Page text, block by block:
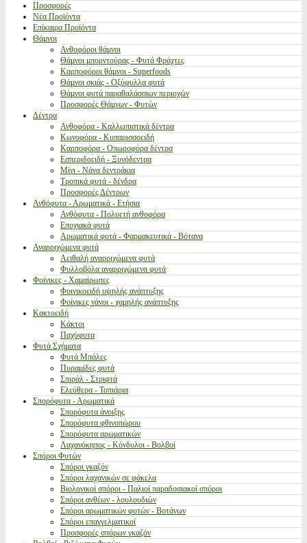
Προσφορές
Νέα Προϊόντα
Επίκαιρα Προϊόντα
Θάμνοι
Ανθοφόροι θάμνοι
Θάμνοι μπορντούρας - Φυτά Φράχτες
Καρποφόροι θάμνοι - Superfoods
Θάμνοι σκιάς - Οξύφυλλα φυτά
Θάμνοι φυτά παραθαλάσσιων περιοχών
Προσφορές Θάμνων - Φυτών
Δέντρα
Ανθοφόρα - Καλλωπιστικά δέντρα
Κωνοφόρα - Κυπαρισσοειδή
Καρποφόρα - Οπωροφόρα δέντρα
Εσπεριδοειδή - Ξυνόδεντρα
Μίνι - Νάνα δεντράκια
Τροπικά φυτά - δένδρα
Προσφορές Δέντρων
Ανθόφυτα - Αρωματικά - Ετήσια
Ανθόφυτα - Πολυετή ανθοφόρα
Εποχιακά φυτά
Αρωματικά φυτά - Φαρμακευτικά - Βότανα
Αναρριχώμενα φυτά
Αειθαλή αναρριχώμενα φυτά
Φυλλοβόλα αναρριχώμενα φυτά
Φοίνικες - Χαμαίρωπες
Φοινικοειδή υψηλής ανάπτυξης
Φοίνικες νάνοι - χαμηλής ανάπτυξης
Κακτοειδή
Κάκτοι
Παχύφυτα
Φυτά Σχήματα
Φυτά Μπάλες
Πυραμίδες φυτά
Σπιράλ - Στριφτά
Ελεύθερα - Τοπιάρια
Σπορόφυτα - Αρωματικά
Σπορόφυτα άνοιξης
Σπορόφυτα φθινοπώρου
Σπορόφυτα αρωματικών
Λαχανόκηπος - Κόνδυλοι - Βολβοί
Σπόροι Φυτών
Σπόροι γκαζόν
Σπόροι λαχανικών σε φάκελα
Βιολογικοί σπόροι - Παλιοί παραδοσιακοί σπόροι
Σπόροι ανθέων - λουλουδιών
Σπόροι αρωματικών φυτών - Βοτάνων
Σπόροι επαγγελματικοί
Προσφορές σπόρων γκαζόν